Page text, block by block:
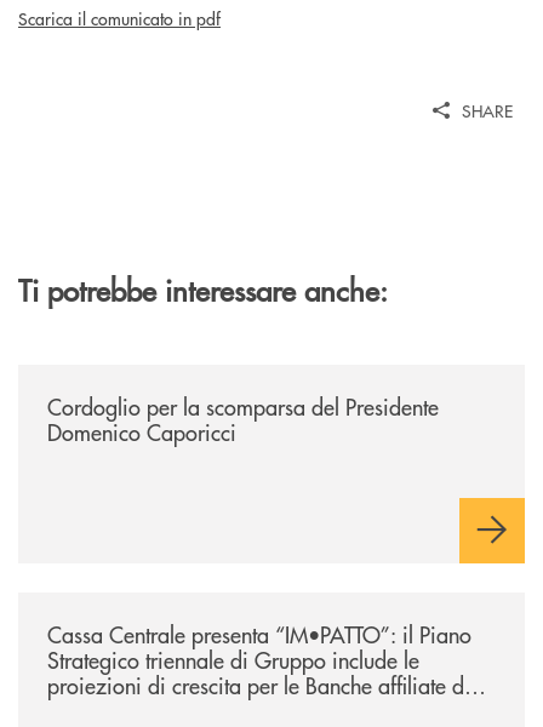
Scarica il comunicato in pdf
SHARE
Ti potrebbe interessare anche:
Cordoglio per la scomparsa del Presidente
Domenico Caporicci
Cassa Centrale presenta “IM•PATTO”: il Piano
Strategico triennale di Gruppo include le
proiezioni di crescita per le Banche affiliate del
Lazio